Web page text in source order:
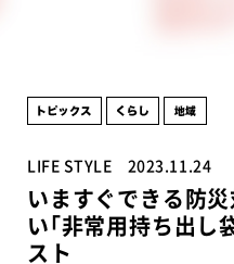
LIFE STYLE 2023.11.24
いますぐできる防
い｢非常用持ち出し
スト